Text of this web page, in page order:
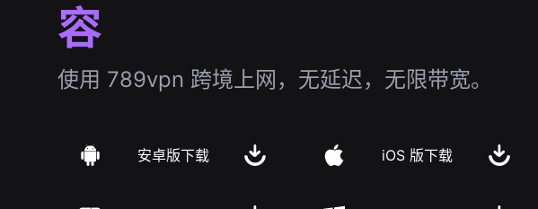
容
使用 789vpn 跨境上网，无延迟，无限带宽。
安卓版下载 iOS 版下载